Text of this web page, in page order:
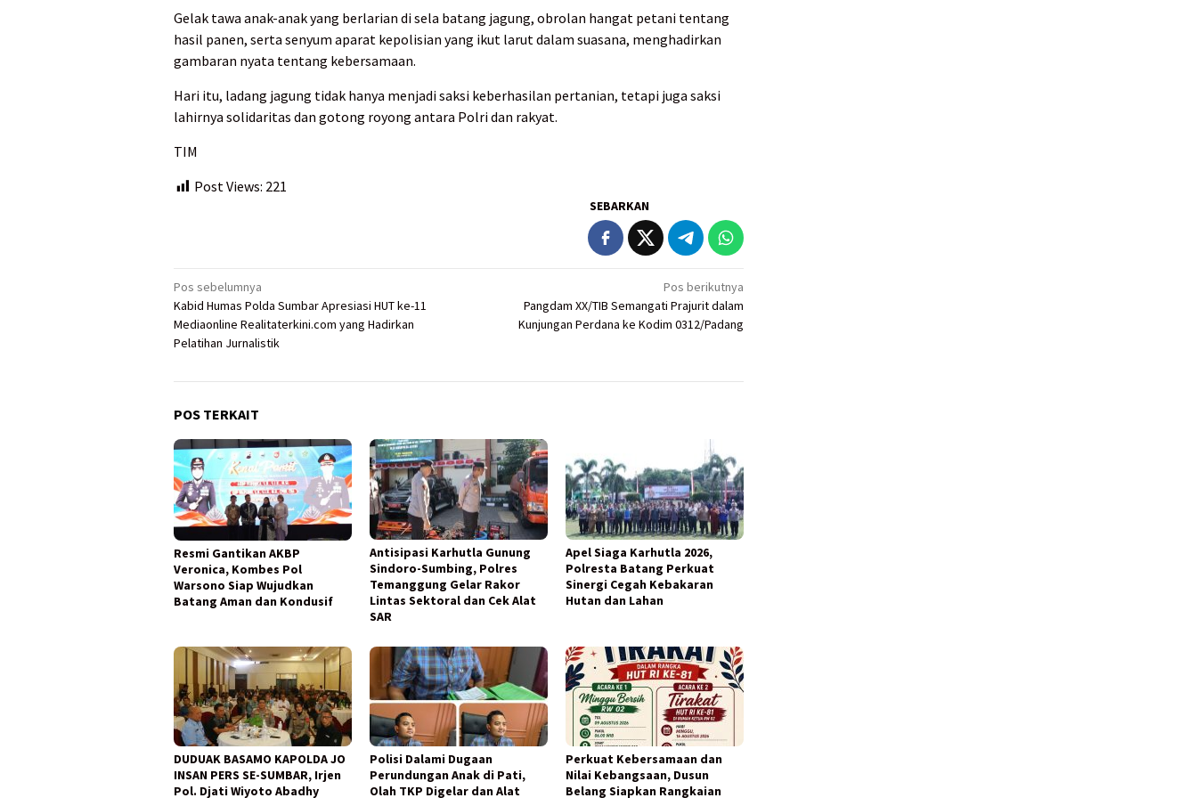
Gelak tawa anak-anak yang berlarian di sela batang jagung, obrolan hangat petani tentang
hasil panen, serta senyum aparat kepolisian yang ikut larut dalam suasana, menghadirkan
gambaran nyata tentang kebersamaan.
Hari itu, ladang jagung tidak hanya menjadi saksi keberhasilan pertanian, tetapi juga saksi
lahirnya solidaritas dan gotong royong antara Polri dan rakyat.
TIM
Post Views: 221
SEBARKAN
Navigasi
pos
Pos sebelumnya
Kabid Humas Polda Sumbar Apresiasi HUT ke-11
Mediaonline Realitaterkini.com yang Hadirkan
Pelatihan Jurnalistik
Pos berikutnya
Pangdam XX/TIB Semangati Prajurit dalam
Kunjungan Perdana ke Kodim 0312/Padang
POS TERKAIT
Resmi Gantikan AKBP
Veronica, Kombes Pol
Warsono Siap Wujudkan
Batang Aman dan Kondusif
Antisipasi Karhutla Gunung
Sindoro-Sumbing, Polres
Temanggung Gelar Rakor
Lintas Sektoral dan Cek Alat
SAR
Apel Siaga Karhutla 2026,
Polresta Batang Perkuat
Sinergi Cegah Kebakaran
Hutan dan Lahan
DUDUAK BASAMO KAPOLDA JO
INSAN PERS SE-SUMBAR, Irjen
Pol. Djati Wiyoto Abadhy
Polisi Dalami Dugaan
Perundungan Anak di Pati,
Olah TKP Digelar dan Alat
Perkuat Kebersamaan dan
Nilai Kebangsaan, Dusun
Belang Siapkan Rangkaian